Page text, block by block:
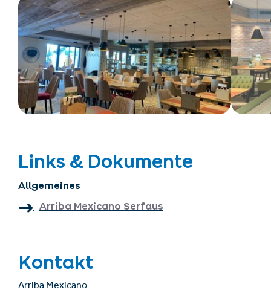
Links & Dokumente
Allgemeines
Arriba Mexicano Serfaus
Kontakt
Arriba Mexicano